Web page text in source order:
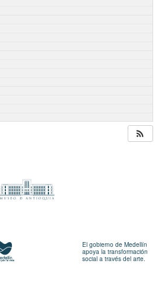
El gobierno de Medellín
apoya la transformación
social a través del arte.